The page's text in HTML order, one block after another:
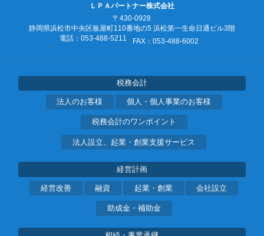
ＬＰＡパートナー株式会社
〒430-0928
静岡県浜松市中央区板屋町110番地の5 浜松第一生命日通ビル3階
電話：053‐488‐5211
FAX：053‐488‐6002
税務会計
法人のお客様 個人・個人事業のお客様
税務会計のワンポイント
法人設立、起業・創業支援サービス
経営計画
経営改善 融資 起業・創業 会社設立
助成金・補助金